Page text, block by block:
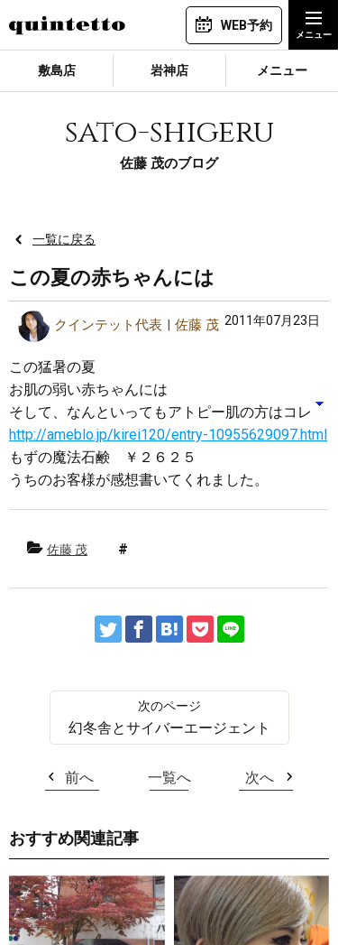
WEB予約
敷島店 岩神店 メニュー
sato-shigeru
佐藤 茂のブログ
一覧に戻る
この夏の赤ちゃんには
クインテット代表 佐藤 茂 2011年07月23日
この猛暑の夏
お肌の弱い赤ちゃんには
そして、なんといってもアトピー肌の方はコレ
http://ameblo.jp/kirei120/entry-10955629097.html
もずの魔法石鹸 ￥２６２５
うちのお客様が感想書いてくれました。
佐藤 茂
幻冬舎とサイバーエージェント
前へ 一覧へ 次へ
おすすめ関連記事